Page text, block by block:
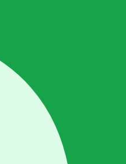
kering. Terlalu dalam, lambat